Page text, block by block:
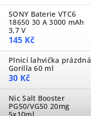
SONY Baterie VTC6
18650 30 A 3000 mAh
3,7 V
145 Kč
Plnicí lahvička prázdná
Gorilla 60 ml
30 Kč
Nic Salt Booster
PG50/VG50 20mg